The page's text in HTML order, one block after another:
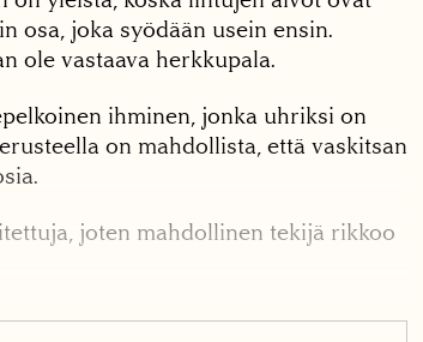
osa, joka syödään usein ensin.
ole vastaava herkkupala.
ihminen, jonka uhriksi on
on mahdollista, että vaskitsan
joten mahdollinen tekijä rikkoo